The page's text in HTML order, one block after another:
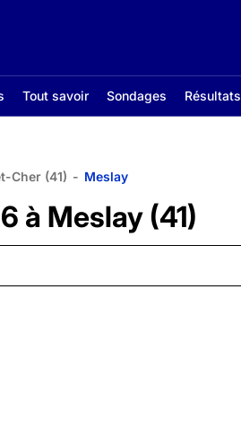
Tout savoir Sondages Résultats
Cher (41) - Meslay
à Meslay (41)